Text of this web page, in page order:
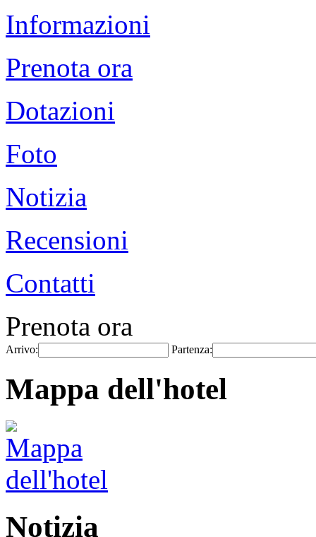
Informazioni
Prenota ora
Dotazioni
Foto
Notizia
Recensioni
Contatti
Prenota ora
Arrivo: Partenza:
Mappa dell'hotel
Notizia